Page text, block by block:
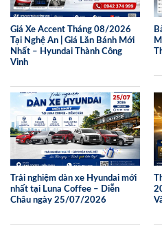
Giá Xe Accent Tháng 08/2026
Tại Nghệ An | Giá Lăn Bánh Mới
Nhất – Hyundai Thành Công
Vinh
Trải nghiệm dàn xe Hyundai mới
nhất tại Luna Coffee – Diễn
Châu ngày 25/07/2026